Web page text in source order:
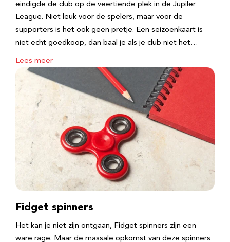
eindigde de club op de veertiende plek in de Jupiler
League. Niet leuk voor de spelers, maar voor de
supporters is het ook geen pretje. Een seizoenkaart is
niet echt goedkoop, dan baal je als je club niet het…
Lees meer
Fidget spinners
Het kan je niet zijn ontgaan, Fidget spinners zijn een
ware rage. Maar de massale opkomst van deze spinners